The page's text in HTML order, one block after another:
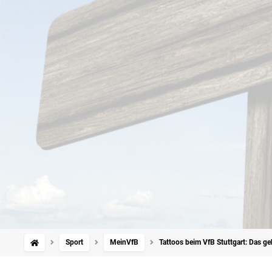
Sport MeinVfB Tattoos beim VfB Stuttgart: Das